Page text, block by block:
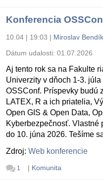
Konferencia
10.04 | 19:03 | Miroslav Bendík
Dátum udalosti: 01.07.2026
Aj tento rok sa na Fakulte
Univerzity v dňoch 1-3.
OSSConf. Príspevky budú
LATEX, R a ich priatelia,
Open GIS & Open Data,
Kyberbezpečnosť. Vlastné
do 10. júna 2026. Tešíme
Zdroj: Web konferencie
1 | Komunita